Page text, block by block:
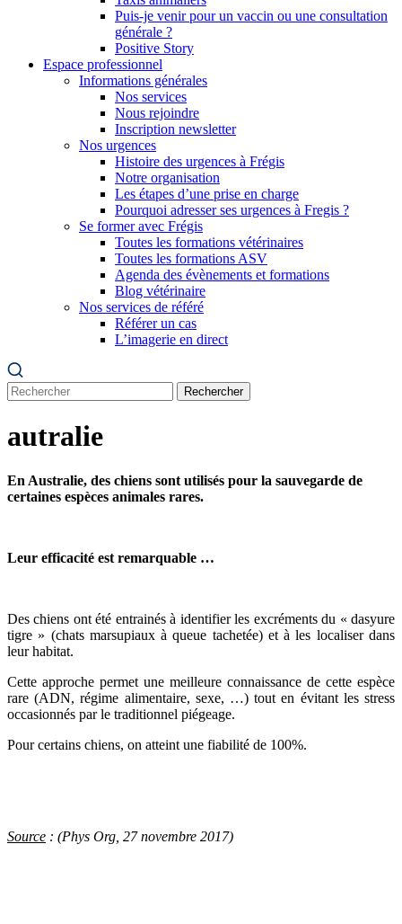
Puis-je venir pour un vaccin ou une consultation
générale ?
Positive Story
Espace professionnel
Informations générales
Nos services
Nous rejoindre
Inscription newsletter
Nos urgences
Histoire des urgences à Frégis
Notre organisation
Les étapes d’une prise en charge
Pourquoi adresser ses urgences à Fregis ?
Se former avec Frégis
Toutes les formations vétérinaires
Toutes les formations ASV
Agenda des évènements et formations
Blog vétérinaire
Nos services de référé
Référer un cas
L’imagerie en direct
Rechercher
autralie
En Australie, des chiens sont utilisés pour la sauvegarde de
certaines espèces animales rares.
Leur efficacité est remarquable …
Des chiens ont été entrainés à identifier les excréments du « dasyure
tigre » (chats marsupiaux à queue tachetée) et à les localiser dans
leur habitat.
Cette approche permet une meilleure connaissance de cette espèce
rare (ADN, régime alimentaire, sexe, …) tout en évitant les stress
occasionnés par le traditionnel piégeage.
Pour certains chiens, on atteint une fiabilité de 100%.
Source : (Phys Org, 27 novembre 2017)